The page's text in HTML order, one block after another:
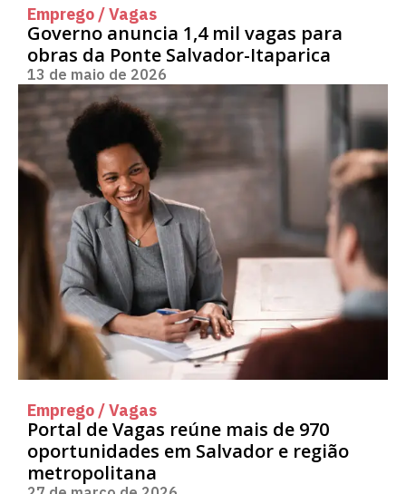
Emprego / Vagas
Governo anuncia 1,4 mil vagas para
obras da Ponte Salvador-Itaparica
13 de maio de 2026
Emprego / Vagas
Portal de Vagas reúne mais de 970
oportunidades em Salvador e região
metropolitana